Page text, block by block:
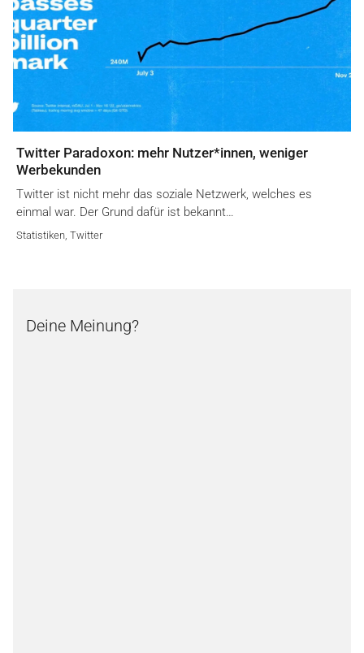
Twitter Paradoxon: mehr Nutzer*innen, weniger
Werbekunden
Twitter ist nicht mehr das soziale Netzwerk, welches es
einmal war. Der Grund dafür ist bekannt…
Statistiken, Twitter
Deine Meinung?